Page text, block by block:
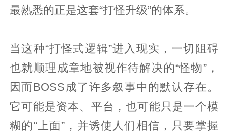
最熟悉的正是这套“打怪升级”的体系。
当这种“打怪式逻辑”进入现实，一切阻碍
也就顺理成章地被视作待解决的“怪物”，
因而BOSS成了许多叙事中的默认存在。
它可能是资本、平台，也可能只是一个模
糊的“上面”，并诱使人们相信，只要掌握